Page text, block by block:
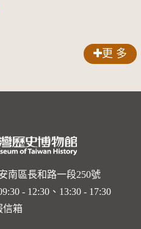
更 多
南區長和路一段250號
- 12:30、13:30 - 17:30
信箱